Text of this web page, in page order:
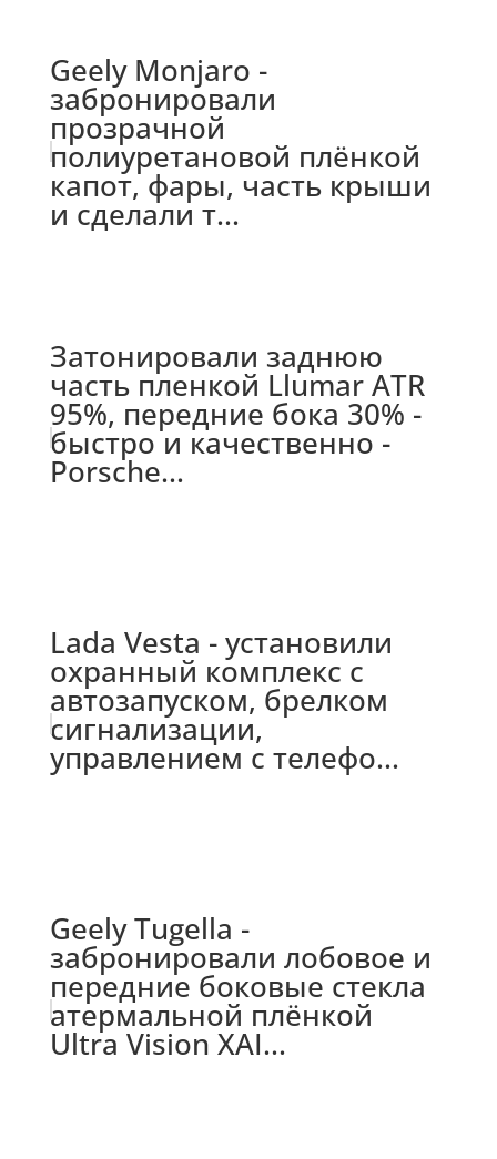
Geely Monjaro -
забронировали
прозрачной
полиуретановой плёнкой
капот, фары, часть крыши
и сделали т...
Затонировали заднюю
часть пленкой Llumar ATR
95%, передние бока 30% -
быстро и качественно -
Porsche...
Lada Vesta - установили
охранный комплекс с
автозапуском, брелком
сигнализации,
управлением с телефо...
Geely Tugella -
забронировали лобовое и
передние боковые стекла
атермальной плёнкой
Ultra Vision XAI...